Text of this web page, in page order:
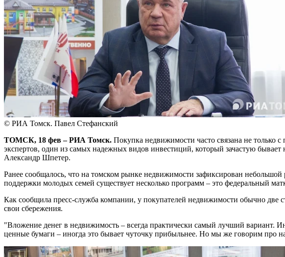
© РИА Томск. Павел Стефанский
ТОМСК, 18 фев – РИА Томск. Покупка недвижимости часто связана не только
экспертов, один из самых надежных видов инвестиций, который зачастую
Александр Шпетер.
Ранее сообщалось, что на томском рынке недвижимости зафиксирован
поддержки молодых семей существует несколько программ – это федеральный
Как сообщила пресс-служба компании, у покупателей недвижимости обычно две
свои сбережения.
"Вложение денег в недвижимость – всегда практически самый лучший вариант.
ценные бумаги – иногда это бывает чуточку прибыльнее. Но мы же говорим про